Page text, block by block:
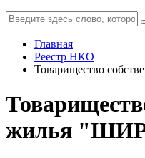
Главная
Реестр НКО
Товарищество
жилья